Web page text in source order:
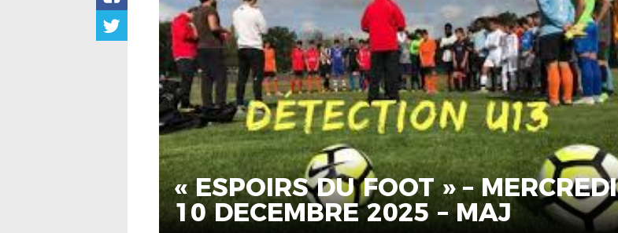
« ESPOIRS DU FOOT » – MERCREDI
10 DECEMBRE 2025 – MAJ